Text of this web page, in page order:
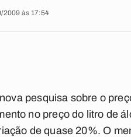
2009 às 17:54
pesquisa sobre o
no preço do litro de
de quase 20%. O